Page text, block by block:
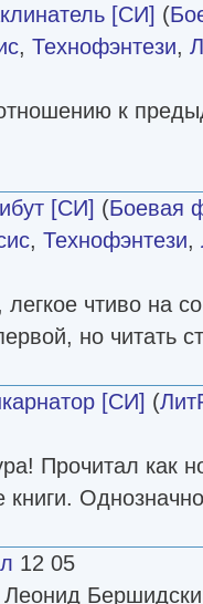
[СИ] (
, Технофэнтези,
к
[СИ] (Боевая
, Технофэнтези,
чтиво на
но читать
[СИ] (
Прочитал как
12 05